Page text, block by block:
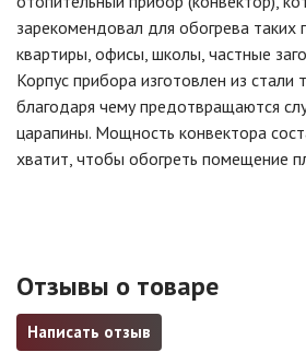
зарекомендовал для обогрева таких
квартиры, офисы, школы, частные
Корпус прибора изготовлен из
благодаря чему предотвращаются
царапины. Мощность конвектора
хватит, чтобы обогреть помещение
Отзывы о товаре
Написать отзыв